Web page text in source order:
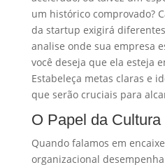
um histórico comprovado?
da startup exigirá
analise onde sua empresa
você deseja que ela esteja
Estabeleça metas claras e
que serão cruciais para
O Papel da
Quando falamos em
organizacional